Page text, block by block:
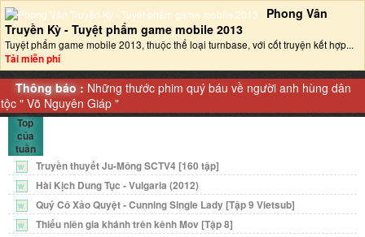
Phong Vân
Truyền Kỳ - Tuyệt phẩm game mobile 2013‎
Tuyệt phẩm game mobile 2013, thuộc thể loại turnbase, với cốt truyện kết hợp...
Tải miễn phí
Thông báo : Những thước phim quý báu về người anh hùng dân
tộc "Võ Nguyên Giáp "
Top
của
tuần
W Truyền thuyết Ju-Mông SCTV4 [160 tập]
W Hài Kịch Dung Tục - Vulgaria (2012)
W Quý Cô Xảo Quyệt - Cunning Single Lady [Tập 9 Vietsub]
W Thiếu niên gia khánh trên kênh Mov [Tập 8]